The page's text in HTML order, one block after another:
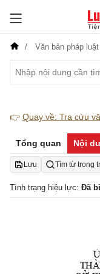
Văn bản pháp luật
👉 Quay về: Tra cứu
Tổng quan Nội
Lưu Tìm từ trong
Tình trạng hiệu lực: Đã